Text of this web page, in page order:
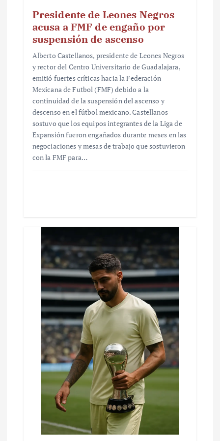
Presidente de Leones Negros
acusa a FMF de engaño por
suspensión de ascenso
Alberto Castellanos, presidente de Leones Negros
y rector del Centro Universitario de Guadalajara,
emitió fuertes críticas hacia la Federación
Mexicana de Futbol (FMF) debido a la
continuidad de la suspensión del ascenso y
descenso en el fútbol mexicano. Castellanos
sostuvo que los equipos integrantes de la Liga de
Expansión fueron engañados durante meses en las
negociaciones y mesas de trabajo que sostuvieron
con la FMF para…